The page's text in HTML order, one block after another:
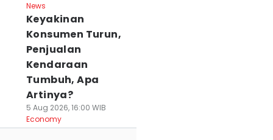
News
Keyakinan
Konsumen Turun,
Penjualan
Kendaraan
Tumbuh, Apa
Artinya?
5 Aug 2026, 16:00 WIB
Economy